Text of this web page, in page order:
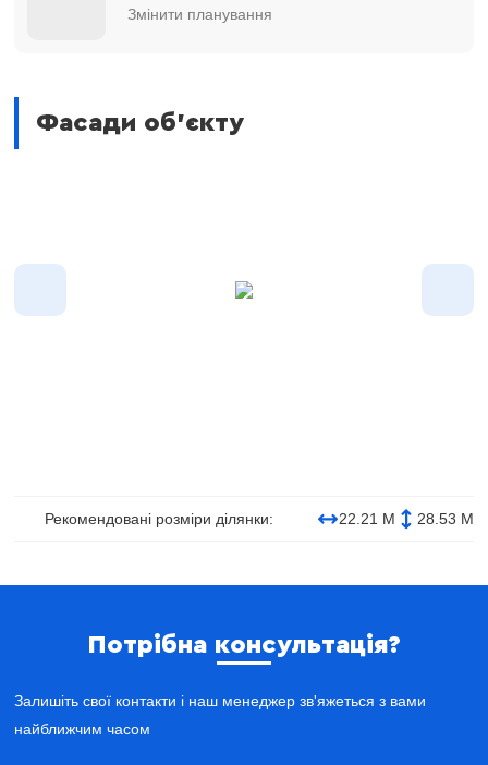
Змінити планування
Фасади об'єкту
Рекомендовані розміри ділянки: 22.21 М 28.53 М
Потрібна консультація?
Залишіть свої контакти і наш менеджер зв'яжеться з вами
найближчим часом